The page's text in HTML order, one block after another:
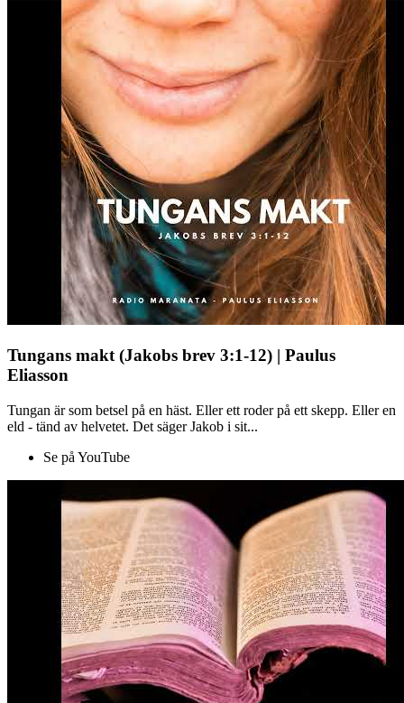
Tungans makt (Jakobs brev 3:1-12) | Paulus
Eliasson
Tungan är som betsel på en häst. Eller ett roder på ett skepp. Eller en
eld - tänd av helvetet. Det säger Jakob i sit...
Se på YouTube